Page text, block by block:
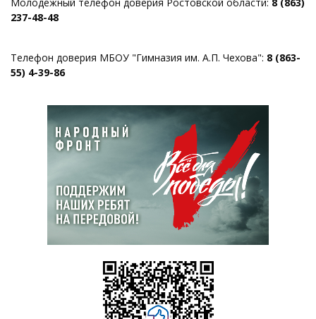
237-48-48
Телефон доверия МБОУ "Гимназия им. А.П. Чехова": 8 (863-
55) 4-39-86